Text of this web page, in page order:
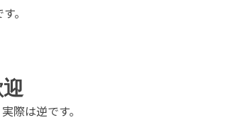
。
際は逆です。